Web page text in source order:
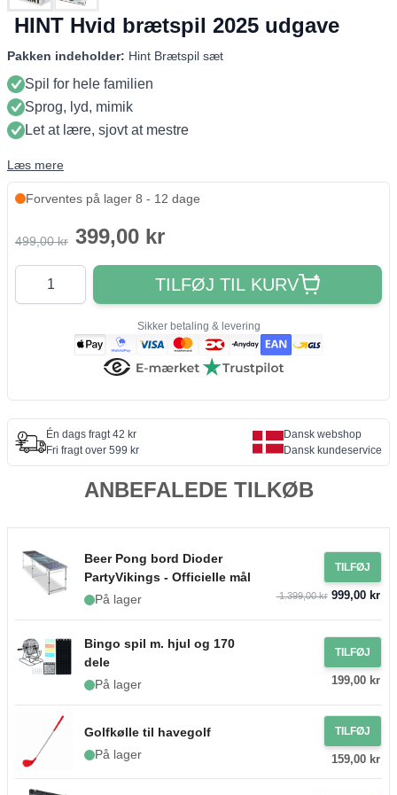
HINT Hvid brætspil 2025 udgave
Pakken indeholder: Hint Brætspil sæt
Spil for hele familien
Sprog, lyd, mimik
Let at lære, sjovt at mestre
Læs mere
Forventes på lager 8 - 12 dage
499,00 kr 399,00 kr
Antal
TILFØJ TIL KURV
Sikker betaling & levering
Én dags fragt 42 kr
Fri fragt over 599 kr
Dansk webshop
Dansk kundeservice
ANBEFALEDE TILKØB
Beer Pong bord Dioder
PartyVikings - Officielle mål
På lager
TILFØJ
1.399,00 kr999,00 kr
Bingo spil m. hjul og 170
dele
På lager
TILFØJ
199,00 kr
Golfkølle til havegolf
På lager
TILFØJ
159,00 kr